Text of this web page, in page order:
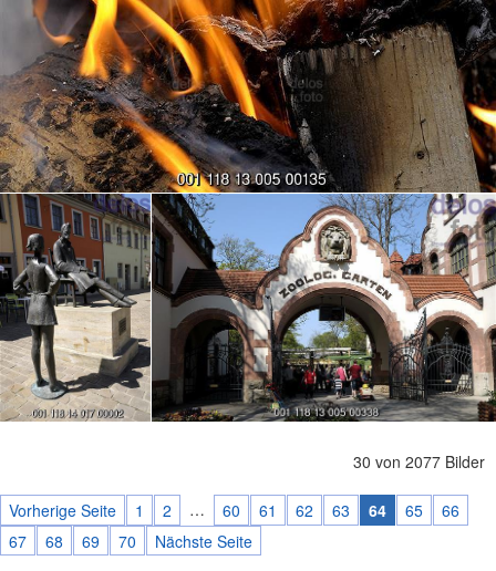
30 von 2077 Bilder
Vorherige Seite 1 2 … 60 61 62 63 64 65
66
67
68 69 70 Nächste Seite